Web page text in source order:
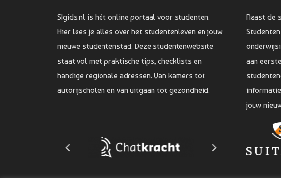
SIgids.nl is hét online portaal voor studenten.
Hier lees je alles over het studentenleven en jouw
nieuwe studentenstad. Deze studentenwebsite
staat vol met praktische tips, checklists en
handige regionale adressen. Van kamers tot
autorijscholen en van uitgaan tot gezondheid.
Naast de
aan
jouw